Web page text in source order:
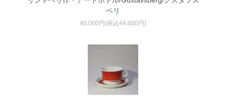
ベリ
40,000円(税込44,000円)